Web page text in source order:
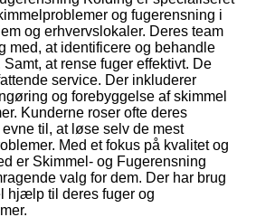
og fugerensning i
og erhvervslokaler. Deres team
med, at identificere og behandle
at rense fuger effektivt. De
service. Der inkluderer
og forebyggelse af skimmel
Kunderne roser ofte deres
til, at løse selv de mest
Med et fokus på kvalitet og
er Skimmel- og Fugerensning
valg for dem. Der har brug
hjælp til deres fuger og